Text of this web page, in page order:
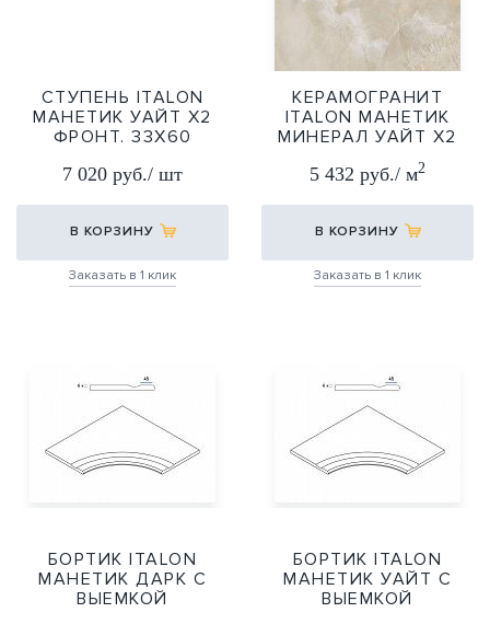
СТУПЕНЬ ITALON
МАНЕТИК УАЙТ Х2
ФРОНТ. 33Х60
7 020 руб./ шт
В КОРЗИНУ
Заказать в 1 клик
КЕРАМОГРАНИТ
ITALON МАНЕТИК
МИНЕРАЛ УАЙТ Х2
60Х60 (20ММ)
60Х60
5 432 руб./ м2
В КОРЗИНУ
Заказать в 1 клик
БОРТИК ITALON
МАНЕТИК ДАРК С
ВЫЕМКОЙ
БОРТИК ITALON
МАНЕТИК УАЙТ С
ВЫЕМКОЙ